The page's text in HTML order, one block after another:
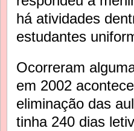
há atividades
estudantes
Ocorreram
em 2002
eliminação das
tinha 240 dias